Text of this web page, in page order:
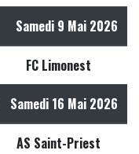
Samedi 9 Mai 2026
FC Limonest
Samedi 16 Mai 2026
AS Saint-Priest